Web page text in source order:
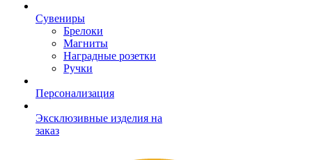
Сувениры
Брелоки
Магниты
Наградные розетки
Ручки
Персонализация
Эксклюзивные изделия на
заказ